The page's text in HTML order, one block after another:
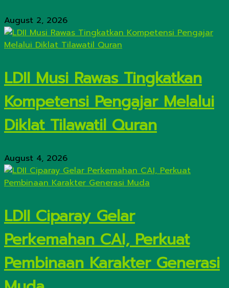
August 2, 2026
LDII Musi Rawas Tingkatkan
Kompetensi Pengajar Melalui
Diklat Tilawatil Quran
August 4, 2026
LDII Ciparay Gelar
Perkemahan CAI, Perkuat
Pembinaan Karakter Generasi